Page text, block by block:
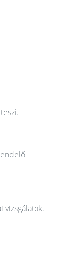
vizsgálatok.